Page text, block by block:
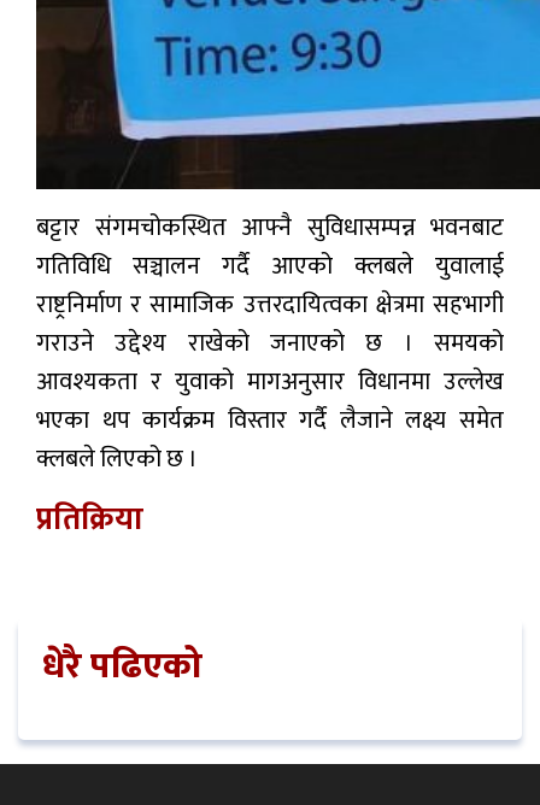
बट्टार संगमचोकस्थित आफ्नै सुविधासम्पन्न भवनबाट
गतिविधि सञ्चालन गर्दै आएको क्लबले युवालाई
राष्ट्रनिर्माण र सामाजिक उत्तरदायित्वका क्षेत्रमा सहभागी
गराउने उद्देश्य राखेको जनाएको छ । समयको
आवश्यकता र युवाको मागअनुसार विधानमा उल्लेख
भएका थप कार्यक्रम विस्तार गर्दै लैजाने लक्ष्य समेत
क्लबले लिएको छ ।
प्रतिक्रिया
धेरै पढिएको